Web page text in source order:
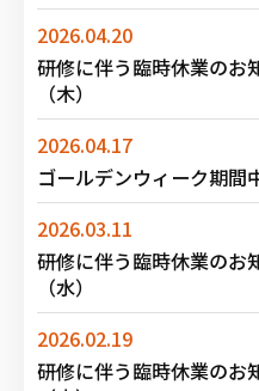
2026.04.20
研修に伴う臨時休業の
（木）
2026.04.17
ゴールデンウィーク期間
2026.03.11
研修に伴う臨時休業の
（水）
2026.02.19
研修に伴う臨時休業の